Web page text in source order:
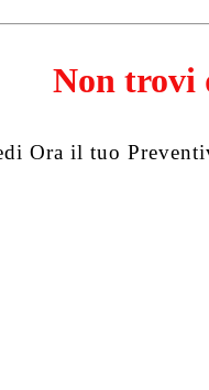
Non trovi
Ora il tuo